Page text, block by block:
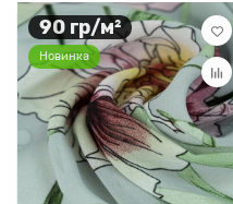
90 гр/м²
Новинка